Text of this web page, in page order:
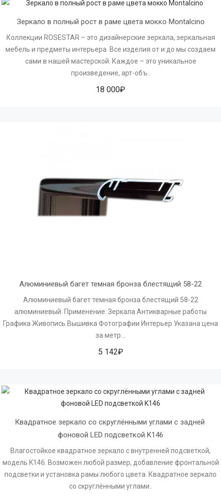
Зеркало в полный рост в раме цвета мокко Montalcino
Коллекции ROSESTAR – это дизайнерские зеркала, зеркальная
мебель и предметы интерьера. Все изделия от и до мы создаем
сами в нашей мастерской. Каждое – это уникальное
произведение, арт-объ..
18 000₽
Алюминиевый багет темная бронза блестящий 58-22
Алюминиевый багет темная бронза блестящий 58-22
алюминиевый. Применение: Зеркала Антикварные работы
Графика Живопись Вышивка Фотографии Интерьер Указана цена
за метр...
5 142₽
Квадратное зеркало со скруглёнными углами с задней
фоновой LED подсветкой K146
Влагостойкое квадратное зеркало с внутренней подсветкой,
модель K146. Возможен любой размер, добавление фронтальной
подсветки и установка рамы любого цвета. Квадратное зеркало
со скруглёнными углами..